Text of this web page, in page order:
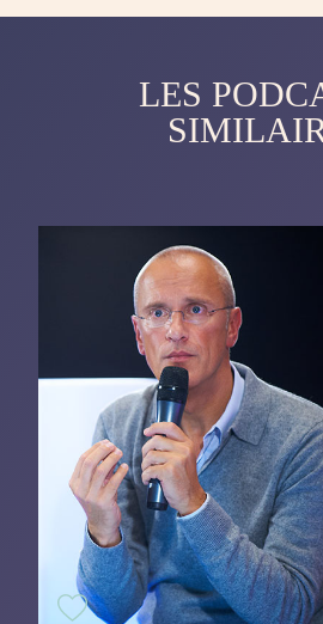
LES